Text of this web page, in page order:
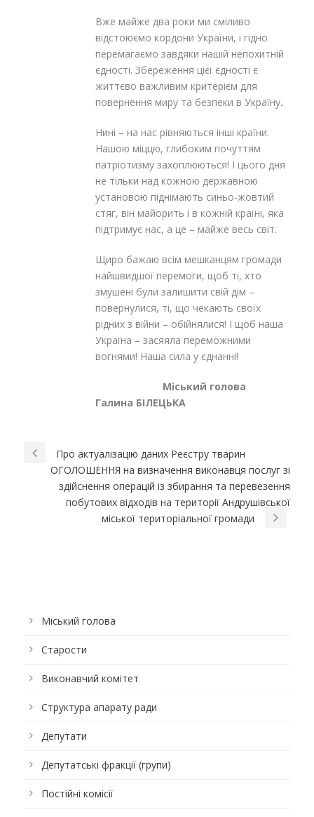
Вже майже два роки ми сміливо
відстоюємо кордони України, і гідно
перемагаємо завдяки нашій непохитній
єдності. Збереження цієї єдності є
життєво важливим критерієм для
повернення миру та безпеки в Україну.
Нині – на нас рівняються інші країни.
Нашою міццю, глибоким почуттям
патріотизму захоплюються! І цього дня
не тільки над кожною державною
установою піднімають синьо-жовтий
стяг, він майорить і в кожній країні, яка
підтримує нас, а це – майже весь світ.
Щиро бажаю всім мешканцям громади
найшвидшої перемоги, щоб ті, хто
змушені були залишити свій дім –
повернулися, ті, що чекають своїх
рідних з війни – обійнялися! І щоб наша
Україна – засяяла переможними
вогнями! Наша сила у єднанні!
Міський голова
Галина БІЛЕЦЬКА
Про актуалізацію даних Реєстру тварин
ОГОЛОШЕННЯ на визначення виконавця послуг зі
здійснення операцій із збирання та перевезення
побутових відходів на території Андрушівської
міської територіальної громади
Міський голова
Старости
Виконавчий комітет
Структура апарату ради
Депутати
Депутатські фракції (групи)
Постійні комісії